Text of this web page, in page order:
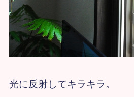
光に反射してキラキラ。